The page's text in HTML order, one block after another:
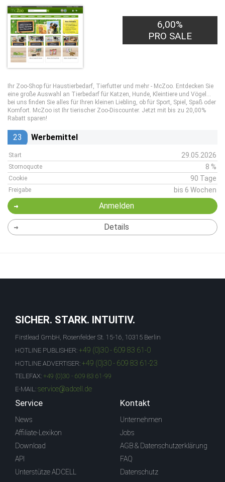
6,00%
PRO SALE
Ihr Zoo-Shop für Haustierbedarf, Tierfutter und mehr - McZoo. Entdecken Sie
eine große Auswahl an Tierbedarf für Katzen, Hunde, Kleintiere und Vögel...
bei uns finden Sie alles für Ihren kleinen Liebling, ob für Sport, Spiel, Spaß oder
Komfort. McZoo ist Ihr tierischer Zoo-Discounter. Jetzt mit bis zu 20,00%
Rabatt sparen!
23 Werbemittel
Start 29.05.2026
Stornoquote 8 %
Cookie 90 Tage
Freigabe bis 6 Wochen
Anmelden
Details
SICHER. STARK. INTUITIV.
Firstlead GmbH, Rosenfelder St. 15-16, 10315 Berlin
HOTLINE PUBLISHER: +49 (0)30 - 609 83 61-0
HOTLINE ADVERTISER: +49 (0)30 - 609 83 61-23
TELEFAX: +49 (0)30 - 609 83 61-99
E-MAIL: service@adcell.de
Service
News
Affiliate-Lexikon
Download
API
Unterstütze ADCELL
Kontakt
Unternehmen
Jobs
AGB & Datenschutzerklärung
FAQ
Datenschutz